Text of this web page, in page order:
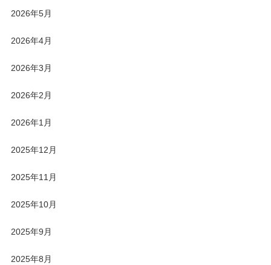
2026年5月
2026年4月
2026年3月
2026年2月
2026年1月
2025年12月
2025年11月
2025年10月
2025年9月
2025年8月